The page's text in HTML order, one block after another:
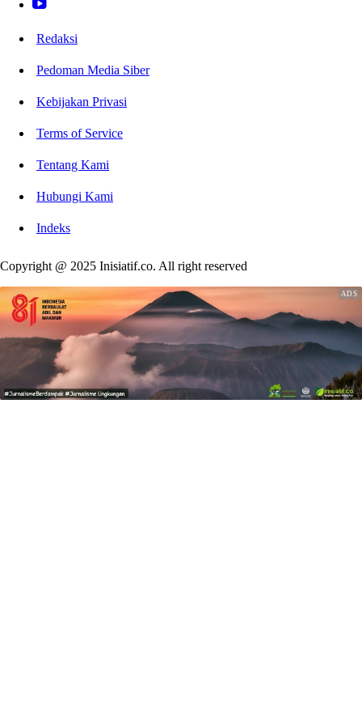
Redaksi
Pedoman Media Siber
Kebijakan Privasi
Terms of Service
Tentang Kami
Hubungi Kami
Indeks
Copyright @ 2025 Inisiatif.co. All right reserved